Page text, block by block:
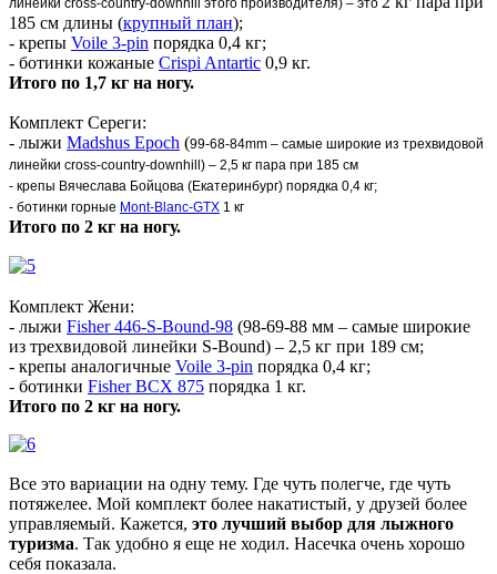
линейки cross-country-downhill этого производителя) – это
185 см длины (крупный план);
- крепы Voile 3-pin порядка 0,4 кг;
- ботинки кожаные Crispi Antartic 0,9 кг.
Итого по 1,7 кг на ногу.
Комплект Сереги:
- лыжи Madshus Epoch (99-68-84mm – самые широкие из трехвидовой
линейки cross-country-downhill) – 2,5 кг пара при 185 см
- крепы Вячеслава Бойцова (Екатеринбург) порядка 0,4 кг;
- ботинки горные Mont-Blanc-GTX 1 кг
Итого по 2 кг на ногу.
Комплект Жени:
- лыжи Fisher 446-S-Bound-98 (98-69-88 мм – самые широкие
из трехвидовой линейки S-Bound) – 2,5 кг при 189 см;
- крепы аналогичные Voile 3-pin порядка 0,4 кг;
- ботинки Fisher BCX 875 порядка 1 кг.
Итого по 2 кг на ногу.
Все это вариации на одну тему. Где чуть полегче, где чуть
потяжелее. Мой комплект более накатистый, у друзей более
управляемый. Кажется, это лучший выбор для лыжного
туризма. Так удобно я еще не ходил. Насечка очень хорошо
себя показала.